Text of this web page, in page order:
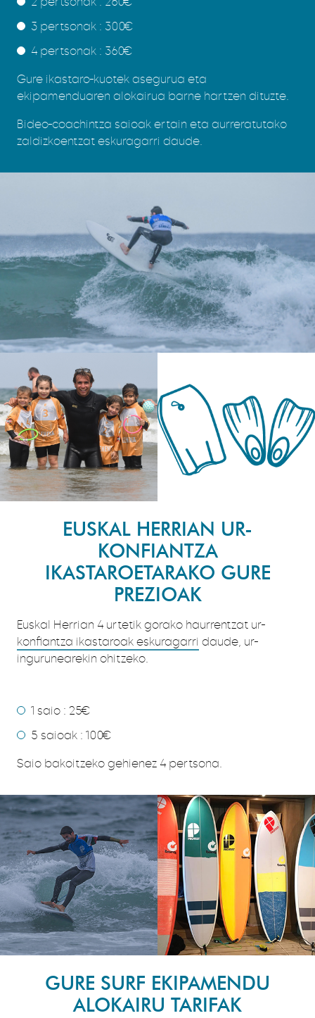
3 pertsonak : 300€
4 pertsonak : 360€
Gure ikastaro-kuotek asegurua eta
ekipamenduaren alokairua barne hartzen dituzte.
Bideo-coachintza saioak ertain eta aurreratutako
zaldizkoentzat eskuragarri daude.
EUSKAL HERRIAN UR-
KONFIANTZA
IKASTAROETARAKO GURE
PREZIOAK
Euskal Herrian 4 urtetik gorako haurrentzat ur-
konfiantza ikastaroak eskuragarri daude, ur-
ingurunearekin ohitzeko.
1 saio : 25€
5 saioak : 100€
Saio bakoitzeko gehienez 4 pertsona.
GURE SURF EKIPAMENDU
ALOKAIRU TARIFAK